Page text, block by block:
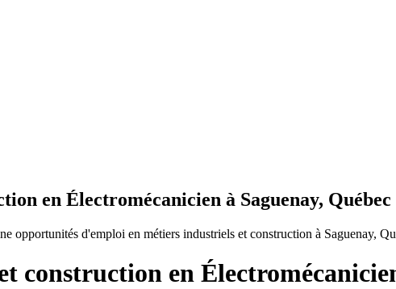
en Électromécanicien à Saguenay, Québec
opportunités d'emploi en métiers industriels et construction à Saguenay,
construction en